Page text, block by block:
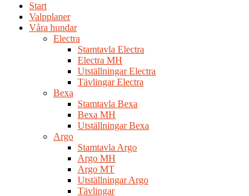
Start
Valpplaner
Våra hundar
Electra
Stamtavla Electra
Electra MH
Utställningar Electra
Tävlingar Electra
Bexa
Stamtavla Bexa
Bexa MH
Utställningar Bexa
Argo
Stamtavla Argo
Argo MH
Argo MT
Utställningar Argo
Tävlingar